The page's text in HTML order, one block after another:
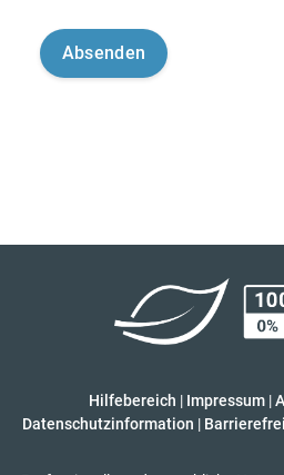
Hilfebereich | Impressum |
Datenschutzinformation |